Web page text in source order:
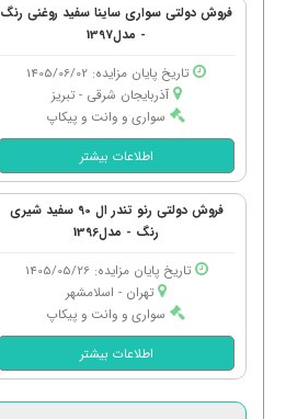
فروش دولتی سواری ساینا سفید روغنی رنگ
- مدل1397
تاریخ پایان مزایده: 1405/06/02
آذربایجان شرقی - تبریز
سواری و وانت و پیکاپ
اطلاعات بیشتر
فروش دولتی رنو تندر ال 90 سفید شیری
رنگ - مدل1396
تاریخ پایان مزایده: 1405/05/26
تهران - اسلامشهر
سواری و وانت و پیکاپ
اطلاعات بیشتر